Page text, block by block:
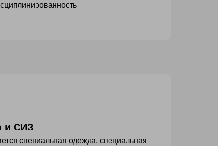
и СИЗ
специальная одежда, специальная